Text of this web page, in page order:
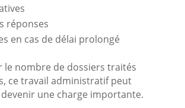
réponses
en cas de délai prolongé
le nombre de dossiers traités
ce travail administratif peut
une charge importante.